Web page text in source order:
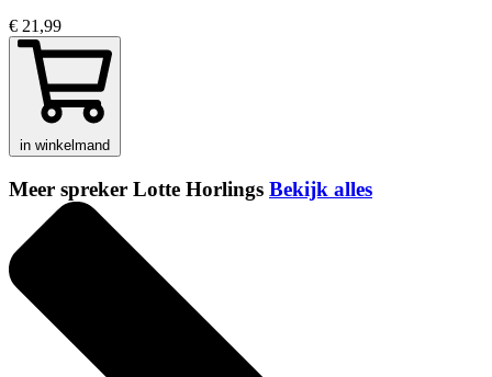
€ 21,99
in winkelmand
Meer spreker Lotte Horlings Bekijk alles